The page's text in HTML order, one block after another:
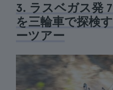
3. ラスベガス発
を三輪車で探検
ーツアー